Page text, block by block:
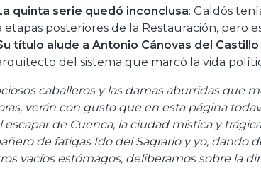
quinta serie quedó inconclusa: Galdós
etapas posteriores de la Restauración, pero
título alude a Antonio Cánovas del Castillo
del sistema que marcó la vida
caballeros y las damas aburridas que
verán con gusto que en esta página
escapar de Cuenca, la ciudad mística y
de fatigas Ido del Sagrario y yo, dando
vacíos estómagos, deliberamos sobre la